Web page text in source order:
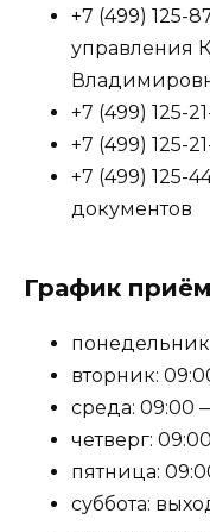
+7 (499) 125-
управления
+7 (499) 125-
+7 (499) 125-
+7 (499) 125-
документов
График
вторник:
среда: 09:00
четверг:
пятница:
суббота: